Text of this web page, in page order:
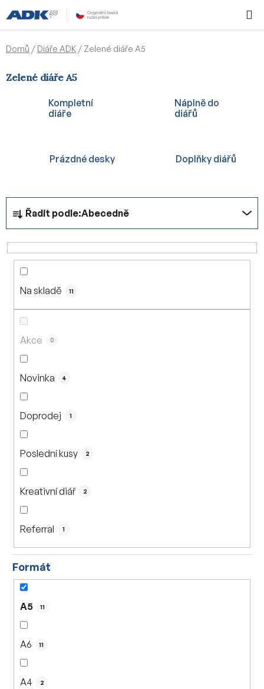
na
obsah
KOŠÍK
Domů / Diáře ADK / Zelené diáře A5
Zelené diáře A5
Kompletní
diáře
Náplně do
diářů
Prázdné desky Doplňky diářů
Ř
z
e
n
Řadit podle:Abecedně
Na skladě 11
Akce 0
Novinka 4
Doprodej 1
Poslední kusy 2
Kreativní diář 2
Referral 1
Formát
A5 11
A6 11
A4 2